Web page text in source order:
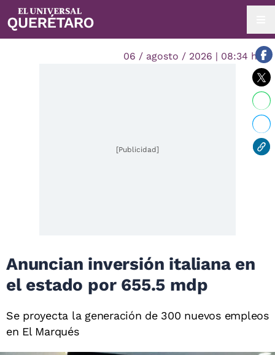
06 / agosto / 2026 | 08:34 hrs.
[Publicidad]
Anuncian inversión italiana en
el estado por 655.5 mdp
Se proyecta la generación de 300 nuevos empleos
en El Marqués